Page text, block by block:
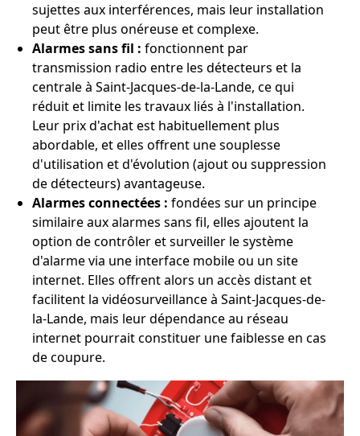
sujettes aux interférences, mais leur installation
peut être plus onéreuse et complexe.
Alarmes sans fil : fonctionnent par
transmission radio entre les détecteurs et la
centrale à Saint-Jacques-de-la-Lande, ce qui
réduit et limite les travaux liés à l'installation.
Leur prix d'achat est habituellement plus
abordable, et elles offrent une souplesse
d'utilisation et d'évolution (ajout ou suppression
de détecteurs) avantageuse.
Alarmes connectées : fondées sur un principe
similaire aux alarmes sans fil, elles ajoutent la
option de contrôler et surveiller le système
d'alarme via une interface mobile ou un site
internet. Elles offrent alors un accès distant et
facilitent la vidéosurveillance à Saint-Jacques-de-
la-Lande, mais leur dépendance au réseau
internet pourrait constituer une faiblesse en cas
de coupure.